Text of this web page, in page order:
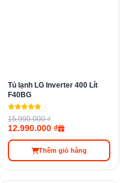
độ yên tĩnh)
— dàn lạnh + dàn nóng
Tủ lạnh LG Inverter 400 Lít
F40BG
15.990.000 ₫
12.990.000 ₫
Thêm giỏ hàng